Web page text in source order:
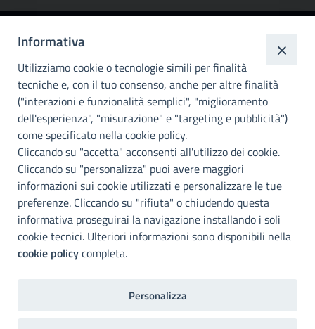
Città
metropolitana di
Palermo
INFO E CONTATTI
I nostri canali social
Accessibilità
Città Metropolitana di Palermo si impegna a rendere il proprio sito
web accessibile, conformemente al D.lgs. 10 agosto 2018, n°106
che ha recepito la direttiva UE 2016/2102 del Parlamento euopeo e
del Consiglio.
Dichiarazione di accessibilità
Informativa
Utilizziamo cookie o tecnologie simili per finalità
tecniche e, con il tuo consenso, anche per altre finalità
("interazioni e funzionalità semplici", "miglioramento
dell'esperienza", "misurazione" e "targeting e pubblicità")
come specificato nella cookie policy.
Cliccando su "accetta" acconsenti all'utilizzo dei cookie.
Cliccando su "personalizza" puoi avere maggiori
informazioni sui cookie utilizzati e personalizzare le tue
preferenze. Cliccando su "rifiuta" o chiudendo questa
informativa proseguirai la navigazione installando i soli
cookie tecnici. Ulteriori informazioni sono disponibili nella
cookie policycompleta.
Personalizza